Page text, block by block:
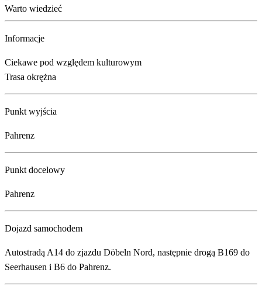
Warto wiedzieć
Informacje
Ciekawe pod względem kulturowym
Trasa okrężna
Punkt wyjścia
Pahrenz
Punkt docelowy
Pahrenz
Dojazd samochodem
Autostradą A14 do zjazdu Döbeln Nord, następnie drogą B169 do
Seerhausen i B6 do Pahrenz.